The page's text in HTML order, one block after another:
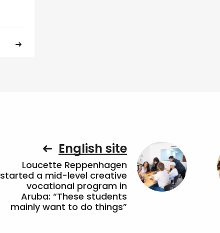
English site
Loucette Reppenhagen
started a mid-level creative
vocational program in
Aruba: “These students
mainly want to do things”